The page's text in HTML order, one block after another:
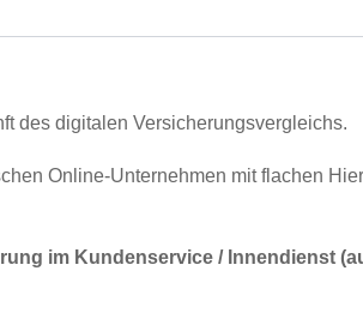
des digitalen Versicherungsvergleichs.
Online-Unternehmen mit flachen
im Kundenservice / Innendienst